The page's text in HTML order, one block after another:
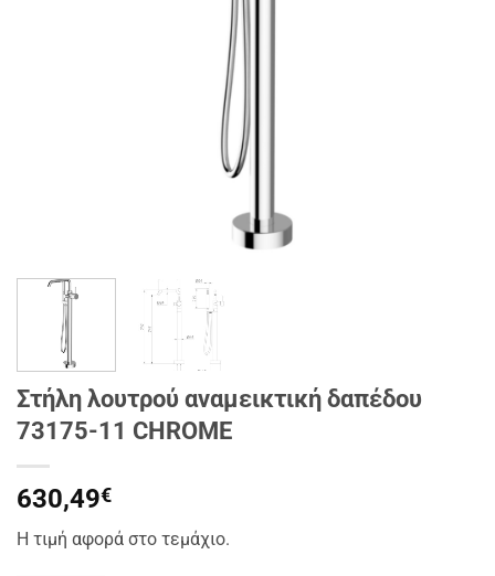
Στήλη λουτρού αναμεικτική δαπέδου
73175-11 CHROME
630,49€
Η τιμή αφορά στο τεμάχιο.